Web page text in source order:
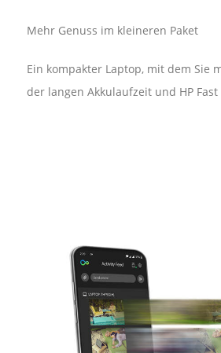
Mehr Genuss im kleineren Paket
Ein kompakter Laptop, mit dem Sie
der langen Akkulaufzeit und HP